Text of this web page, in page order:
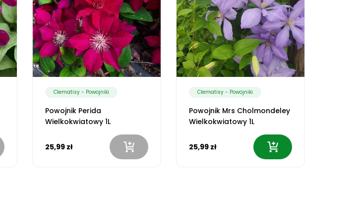
Clematisy - Powojniki
Powojnik Perida
Wielkokwiatowy 1L
25,99 zł
Clematisy - Powojniki
Powojnik Mrs Cholmondeley
Wielkokwiatowy 1L
25,99 zł